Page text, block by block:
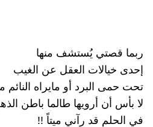
ربما قصتي يُستشف منها
إحدى خيالات العقل عن الغيب
تحت حمى البرد أو مايراه النائم
لا بأس أن أرويها طالما باطن
في الحلم قد رآني ميتاً !!